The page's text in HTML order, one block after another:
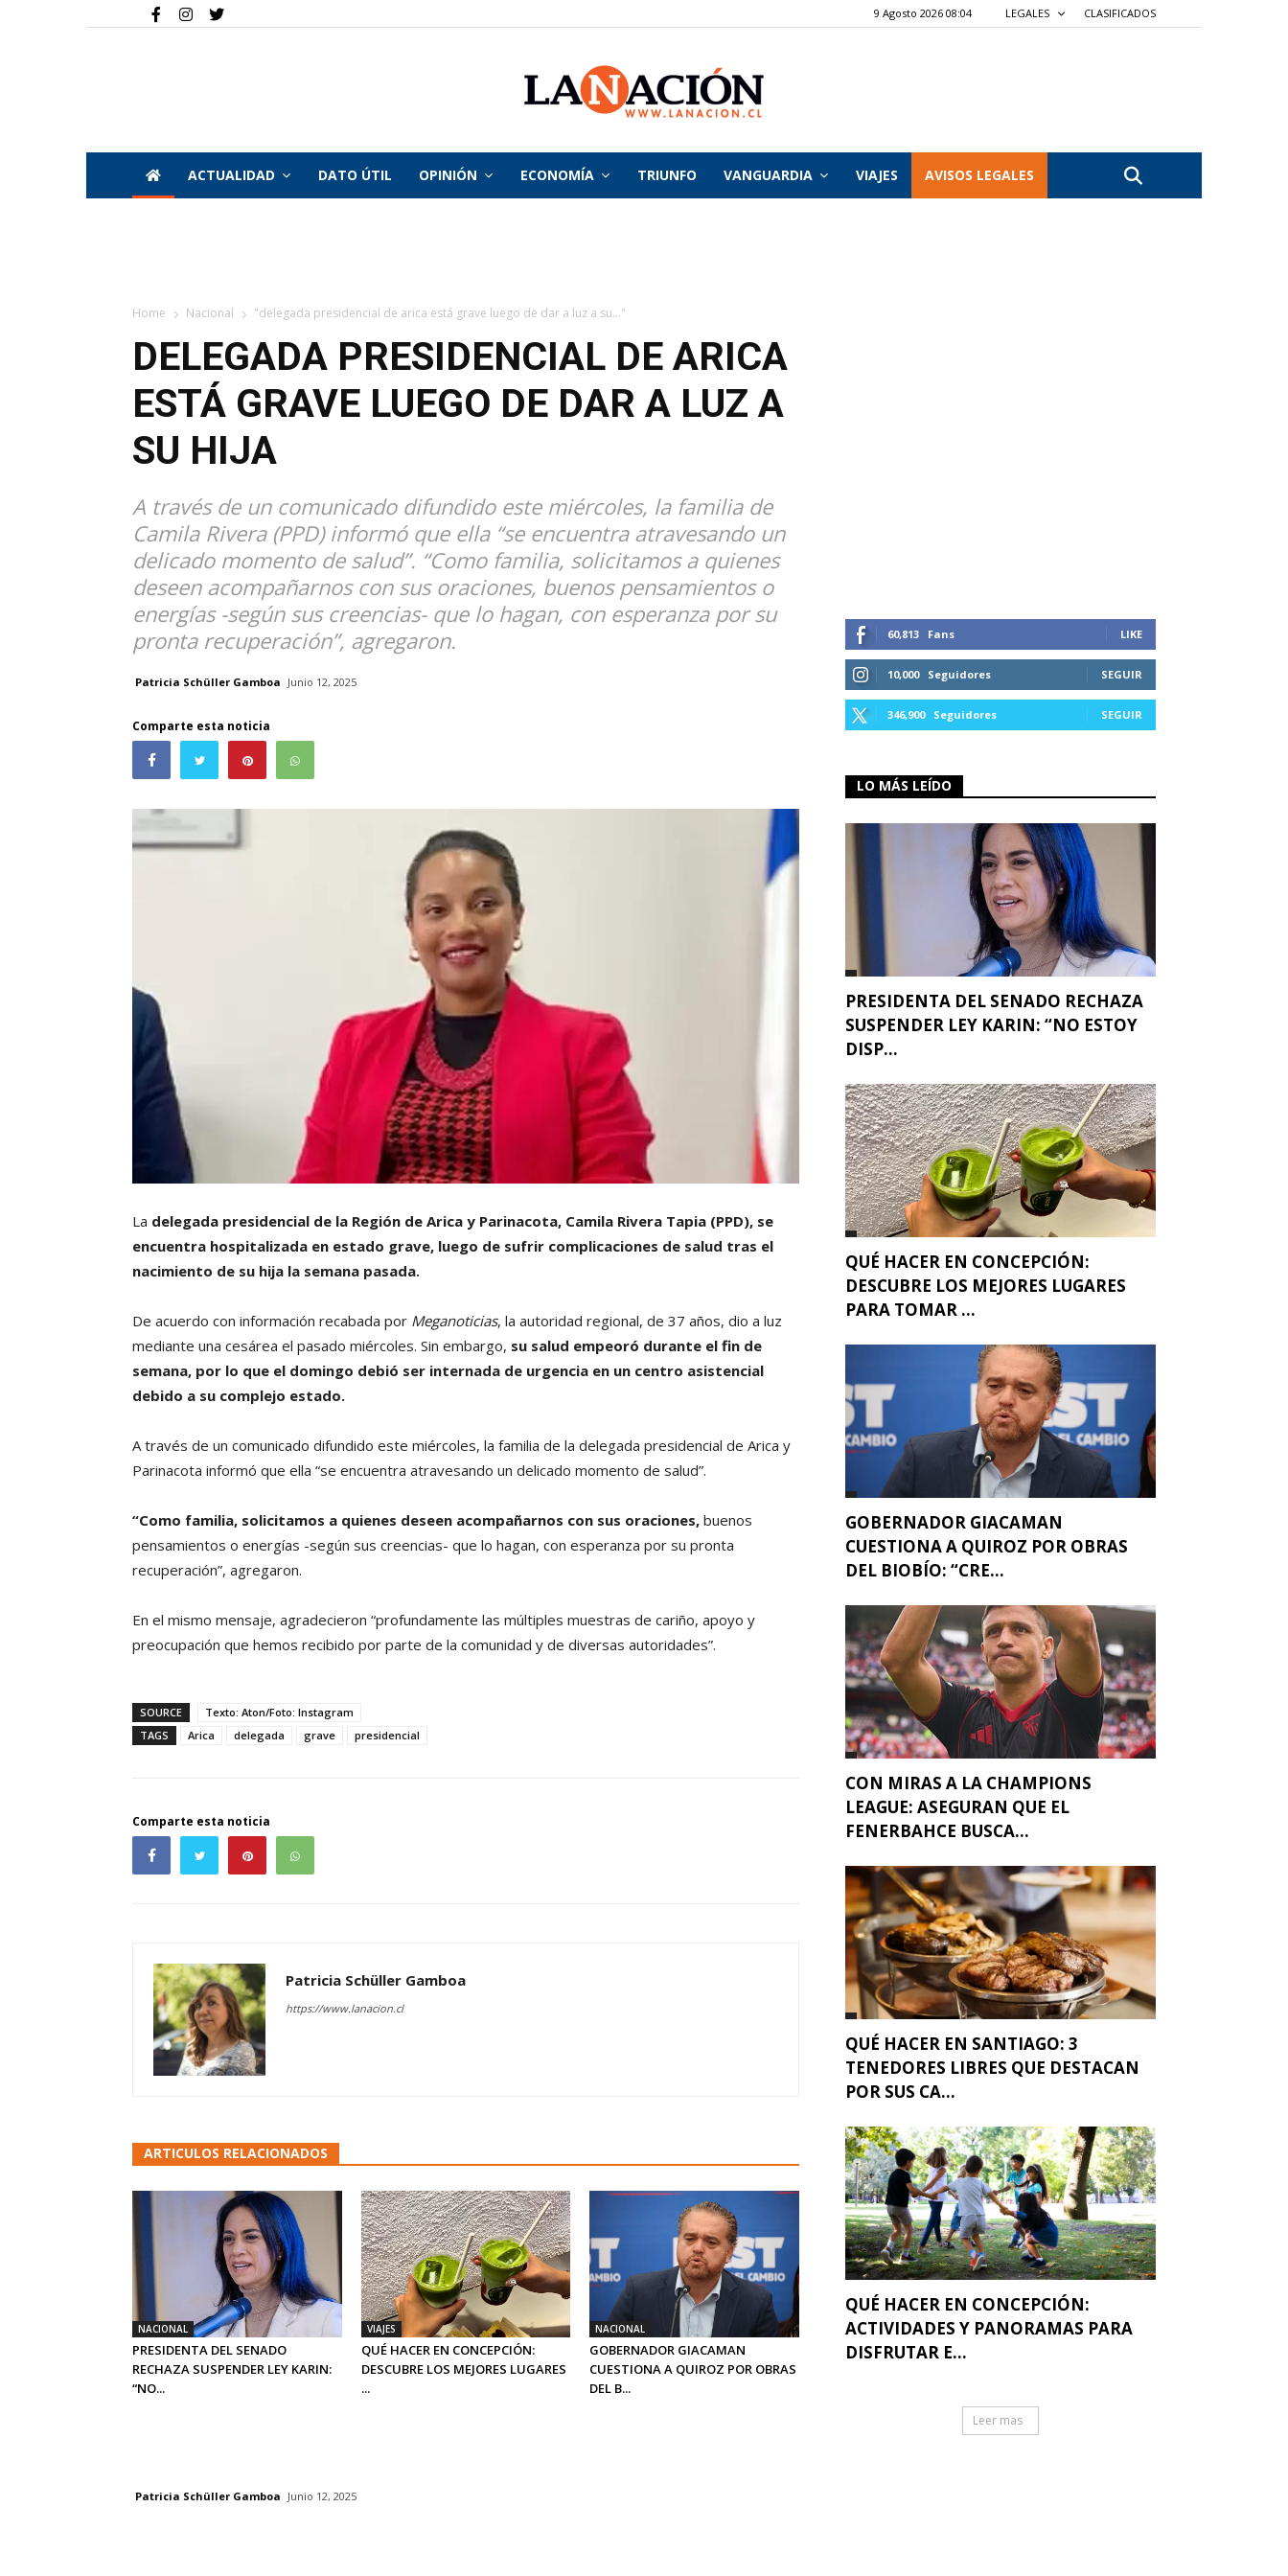
9 Agosto 2026 08:04 LEGALES CLASIFICADOS
La
ACTUALIDAD DATO ÚTIL OPINIÓN ECONOMÍA TRIUNFO VANGUARDIA VIAJES AVISOS LEGALES
Home Nacional "delegada presidencial de arica está grave luego de dar a luz a su..."
DELEGADA PRESIDENCIAL DE ARICA
ESTÁ GRAVE LUEGO DE DAR A LUZ A
SU HIJA
A través de un comunicado difundido este miércoles, la familia de
Camila Rivera (PPD) informó que ella “se encuentra atravesando un
delicado momento de salud”. “Como familia, solicitamos a quienes
deseen acompañarnos con sus oraciones, buenos pensamientos o
energías -según sus creencias- que lo hagan, con esperanza por su
pronta recuperación”, agregaron.
Patricia Schüller Gamboa Junio 12, 2025
Comparte esta noticia
La delegada presidencial de la Región de Arica y Parinacota, Camila Rivera Tapia (PPD), se
encuentra hospitalizada en estado grave, luego de sufrir complicaciones de salud tras el
nacimiento de su hija la semana pasada.
De acuerdo con información recabada por Meganoticias, la autoridad regional, de 37 años, dio a luz
mediante una cesárea el pasado miércoles. Sin embargo, su salud empeoró durante el fin de
semana, por lo que el domingo debió ser internada de urgencia en un centro asistencial
debido a su complejo estado.
A través de un comunicado difundido este miércoles, la familia de la delegada presidencial de Arica y
Parinacota informó que ella “se encuentra atravesando un delicado momento de salud”.
“Como familia, solicitamos a quienes deseen acompañarnos con sus oraciones, buenos
pensamientos o energías -según sus creencias- que lo hagan, con esperanza por su pronta
recuperación”, agregaron.
En el mismo mensaje, agradecieron “profundamente las múltiples muestras de cariño, apoyo y
preocupación que hemos recibido por parte de la comunidad y de diversas autoridades”.
SOURCE
Texto: Aton/Foto: Instagram
TAGS
Arica delegada grave presidencial
Comparte esta noticia
Patricia Schüller Gamboa
https://www.lanacion.cl
ARTICULOS RELACIONADOS
NACIONAL
PRESIDENTA DEL SENADO
RECHAZA SUSPENDER LEY KARIN:
“NO...
VIAJES
QUÉ HACER EN CONCEPCIÓN:
DESCUBRE LOS MEJORES LUGARES
...
NACIONAL
GOBERNADOR GIACAMAN
CUESTIONA A QUIROZ POR OBRAS
DEL B...
60,813 Fans LIKE
10,000 Seguidores SEGUIR
346,900 Seguidores SEGUIR
LO MÁS LEÍDO
PRESIDENTA DEL SENADO RECHAZA
SUSPENDER LEY KARIN: “NO ESTOY
DISP...
QUÉ HACER EN CONCEPCIÓN:
DESCUBRE LOS MEJORES LUGARES
PARA TOMAR ...
GOBERNADOR GIACAMAN
CUESTIONA A QUIROZ POR OBRAS
DEL BIOBÍO: “CRE...
CON MIRAS A LA CHAMPIONS
LEAGUE: ASEGURAN QUE EL
FENERBAHCE BUSCA...
QUÉ HACER EN SANTIAGO: 3
TENEDORES LIBRES QUE DESTACAN
POR SUS CA...
QUÉ HACER EN CONCEPCIÓN:
ACTIVIDADES Y PANORAMAS PARA
DISFRUTAR E...
Leer mas
Patricia Schüller Gamboa Junio 12, 2025